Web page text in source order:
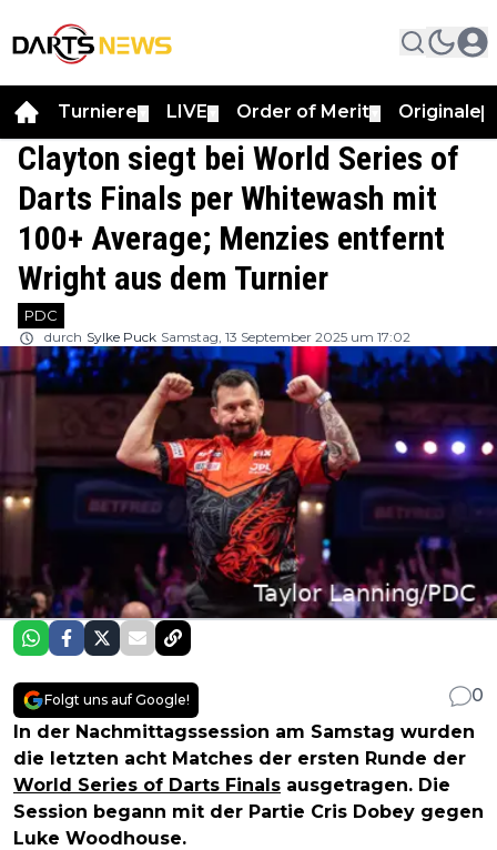
Turniere LIVE Order of Merit Originale
Clayton siegt bei World Series of
Darts Finals per Whitewash mit
100+ Average; Menzies entfernt
Wright aus dem Turnier
PDC
durch Sylke Puck Samstag, 13 September 2025 um 17:02
Folgt uns auf Google!
0
In der Nachmittagssession am Samstag wurden
die letzten acht Matches der ersten Runde der
World Series of Darts Finals ausgetragen. Die
Session begann mit der Partie Cris Dobey gegen
Luke Woodhouse.